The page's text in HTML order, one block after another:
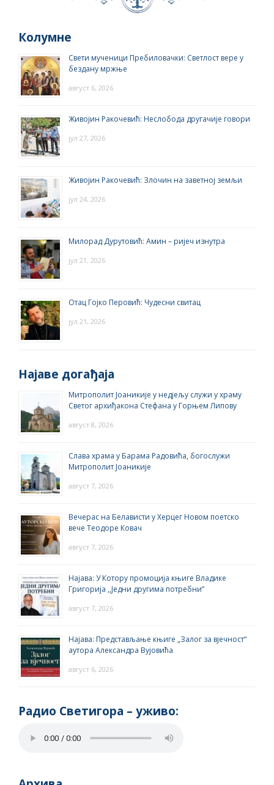
Колумне
Свети мученици Пребиловачки: Светлост вере у
бездану мржње
август 6, 2026
Живојин Ракочевић: Неслобода другачије говори
јул 27, 2026
Живојин Ракочевић: Злочин на заветној земљи
јул 24, 2026
Милорад Дурутовић: Амин – ријеч изнутра
јул 21, 2026
Отац Гојко Перовић: Чудесни свитац
јул 21, 2026
Најаве догађаја
Митрополит Јоаникије у недјељу служи у храму
Светог архиђакона Стефана у Горњем Липову
август 8, 2026
Слава храма у Барама Радовића, богослужи
Митрополит Јоаникије
август 7, 2026
Вечерас на Белависти у Херцег Новом поетско
вече Теодоре Ковач
август 7, 2026
Најава: У Котору промоција књиге Владике
Григорија ,,Једни другима потребни”
август 7, 2026
Најава: Представљање књиге „Залог за вјечност“
аутора Александра Вујовића
август 6, 2026
Радио Светигора – yживо: